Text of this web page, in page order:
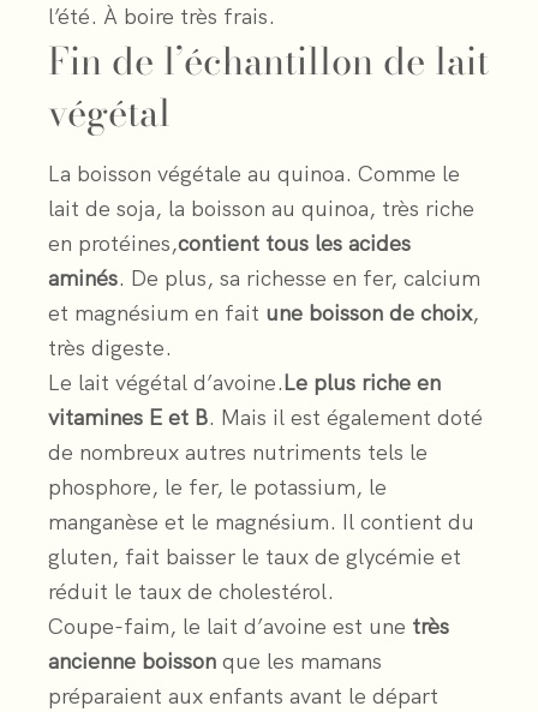
l’été. À boire très frais.
Fin de l’échantillon de lait
végétal
La boisson végétale au quinoa. Comme le
lait de soja, la boisson au quinoa, très riche
en protéines,contient tous les acides
aminés. De plus, sa richesse en fer, calcium
et magnésium en fait une boisson de choix,
très digeste.
Le lait végétal d’avoine.Le plus riche en
vitamines E et B. Mais il est également doté
de nombreux autres nutriments tels le
phosphore, le fer, le potassium, le
manganèse et le magnésium. Il contient du
gluten, fait baisser le taux de glycémie et
réduit le taux de cholestérol.
Coupe-faim, le lait d’avoine est une très
ancienne boisson que les mamans
préparaient aux enfants avant le départ